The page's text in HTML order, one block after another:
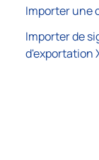
Importer une
Importer de
d'exportation